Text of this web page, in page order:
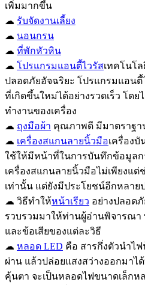
เพิ่มมากขึ้น
☁ รับจัดงานเลี้ยง
☁ นอนกรน
☁ ที่พักหัวหิน
☁ โปรแกรมแอนตี้ไวรัสเทคโนโ
ปลอดภัยอัจฉริยะ โปรแกรมแอนตี้
ที่เกิดขึ้นใหม่ได้อย่างรวดเร็ว โด
ทำงานของเครื่อง
☁ ถุงมือผ้า คุณภาพดี มีมาตราฐา
☁ เครื่องสแกนลายนิ้วมือเครื่อง
ใช้ให้มีหน้าที่ในการบันทึกข้อมูล
เครื่องสแกนลายนิ้วมือไม่เพียงแต่
เท่านั้น แต่ยังมีประโยชน์อีกหลา
☁ วิธีทำให้หน้าเรียว อย่างปลอด
รวบรวมมาให้ท่านผู้อ่านพิจารณ
และข้อเสียของแต่ละวิธี
☁ หลอด LED คือ สารกึ่งตัวนำไ
ผ่าน แล้วปล่อยแสงสว่างออกมาไ
คุ้นตา จะเป็นหลอดไฟขนาดเล็กห